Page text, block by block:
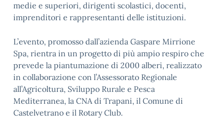
medie e superiori, dirigenti scolastici, docenti,
imprenditori e rappresentanti delle istituzioni.
L’evento, promosso dall’azienda Gaspare Mirrione
Spa, rientra in un progetto di più ampio respiro che
prevede la piantumazione di 2000 alberi, realizzato
in collaborazione con l’Assessorato Regionale
all’Agricoltura, Sviluppo Rurale e Pesca
Mediterranea, la CNA di Trapani, il Comune di
Castelvetrano e il Rotary Club.